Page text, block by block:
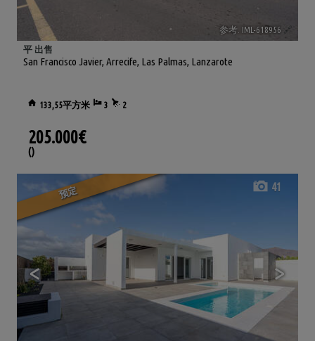
参考. IML-618956 🔗
San Francisco Javier, Arrecife, Las Palmas, Lanzarote
平 出售
133,55平方米 3 2
205.000€
()
预定
< >
41